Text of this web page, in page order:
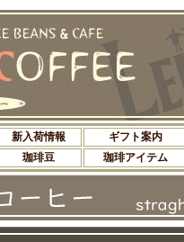
新入荷情報 ギフト案内
珈琲豆 珈琲アイテム